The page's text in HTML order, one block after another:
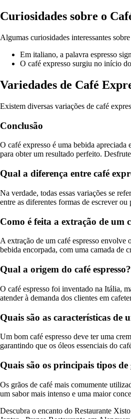
Curiosidades sobre o
Algumas curiosidades interessantes
Em italiano, a palavra espresso
O café expresso surgiu no início
Variedades de Café
Existem diversas variações de café
Conclusão
O café expresso é uma bebida
para obter um resultado perfeito.
Qual a diferença entre café
Na verdade, todas essas variações se
entre as diferentes formas de escrever ou
Como é feita a extração de um
A extração de um café espresso envolve
bebida encorpada, com uma camada de
Qual a origem do café espresso?
O café espresso foi inventado na Itália,
atender à demanda dos clientes em
Quais são as características de
Um bom café espresso deve ter uma
garantindo que os óleos essenciais do
Quais são os principais tipos
Os grãos de café mais comumente
um sabor mais intenso e uma maior
Descubra o encanto do Restaurante